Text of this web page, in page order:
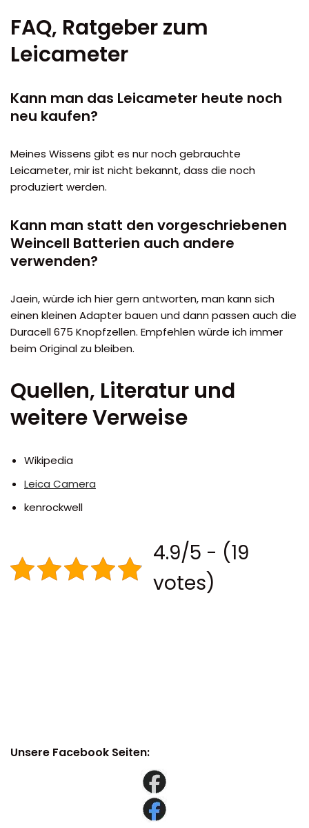
FAQ, Ratgeber zum
Leicameter
Kann man das Leicameter heute noch
neu kaufen?
Meines Wissens gibt es nur noch gebrauchte
Leicameter, mir ist nicht bekannt, dass die noch
produziert werden.
Kann man statt den vorgeschriebenen
Weincell Batterien auch andere
verwenden?
Jaein, würde ich hier gern antworten, man kann sich
einen kleinen Adapter bauen und dann passen auch die
Duracell 675 Knopfzellen. Empfehlen würde ich immer
beim Original zu bleiben.
Quellen, Literatur und
weitere Verweise
Wikipedia
Leica Camera
kenrockwell
4.9/5 - (19
votes)
Unsere Facebook Seiten: